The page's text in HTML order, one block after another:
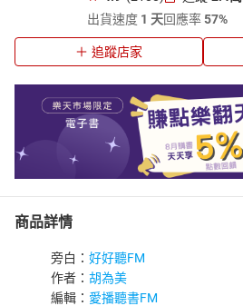
出貨速度 1 天回應率57%
追蹤店家
商品詳情
旁白： 好好聽FM
作者： 胡為美
編輯： 愛播聽書FM